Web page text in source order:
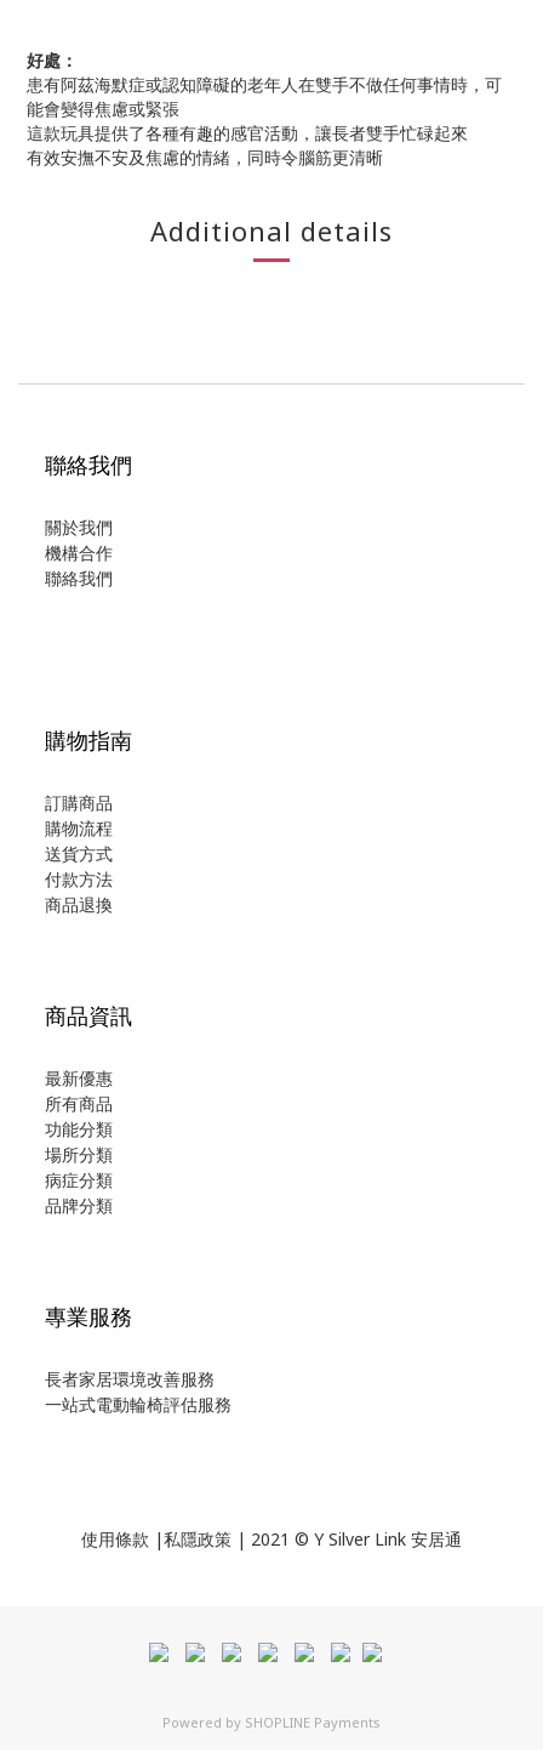
好處：
患有阿茲海默症或認知障礙的老年人在雙手不做任何事情時，可
能會變得焦慮或緊張
這款玩具提供了各種有趣的感官活動，讓長者雙手忙碌起來
有效安撫不安及焦慮的情緒，同時令腦筋更清晰
Additional details
聯絡我們
關於我們
機構合作
聯絡我們
購物指南
訂購商品
購物流程
送貨方式
付款方法
商品退換
商品資訊
最新優惠
所有商品
功能分類
場所分類
病症分類
品牌分類
專業服務
長者家居環境改善服務
一站式電動輪椅評估服務
使用條款 |私隱政策 | 2021 © Y Silver Link 安居通
Powered by SHOPLINE Payments